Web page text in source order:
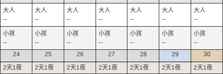
--
--
--
--
--
--
--
--
--
--
--
--
--
--
24
25 26 27 28 29 30